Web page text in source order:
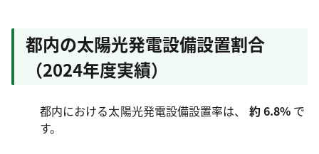
都内の太陽光発電設備設置割合
（2024年度実績）
都内における太陽光発電設備設置率は、 約 6.8% で
す。